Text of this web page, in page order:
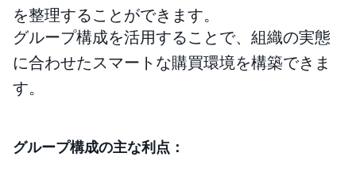
を整理することができます。
グループ構成を活用することで、組織の実態
に合わせたスマートな購買環境を構築できま
す。
グループ構成の主な利点：